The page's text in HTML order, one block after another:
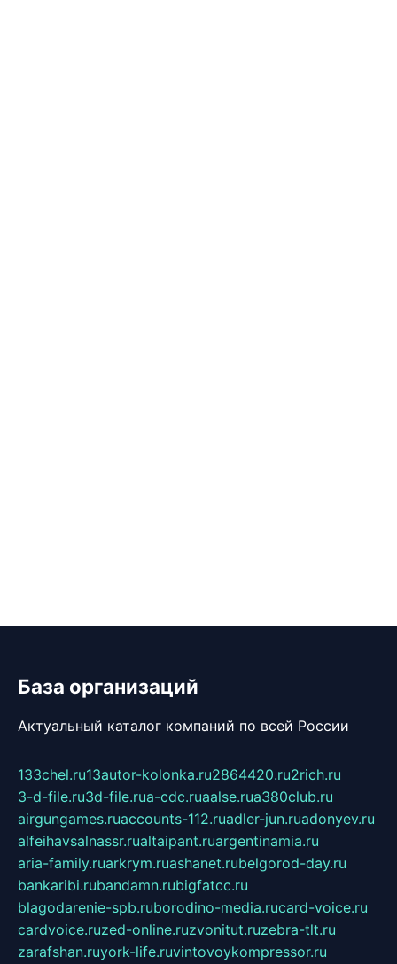
База организаций
Актуальный каталог компаний по всей России
133chel.ru13autor-kolonka.ru2864420.ru2rich.ru
3-d-file.ru3d-file.rua-cdc.ruaalse.rua380club.ru
airgungames.ruaccounts-112.ruadler-jun.ruadonyev.ru
alfeihavsalnassr.rualtaipant.ruargentinamia.ru
aria-family.ruarkrym.ruashanet.rubelgorod-day.ru
bankaribi.rubandamn.rubigfatcc.ru
blagodarenie-spb.ruborodino-media.rucard-voice.ru
cardvoice.ruzed-online.ruzvonitut.ruzebra-tlt.ru
zarafshan.ruyork-life.ruvintovoykompressor.ru